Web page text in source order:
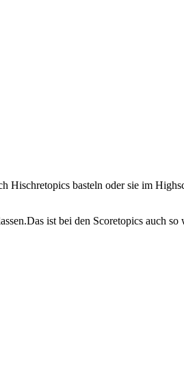
basteln oder sie im
ist bei den Scoretopics auch